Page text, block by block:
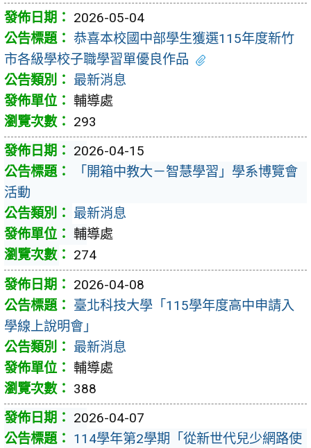
2026-05-04
恭喜本校國中部學生獲選115年度新竹
市各級學校子職學習單優良作品
最新消息
輔導處
293
2026-04-15
「開箱中教大－智慧學習」學系博覽會
活動
最新消息
輔導處
274
2026-04-08
臺北科技大學「115學年度高中申請入
學線上說明會」
最新消息
輔導處
388
2026-04-07
114學年第2學期「從新世代兒少網路使